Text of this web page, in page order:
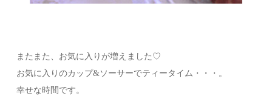
またまた、お気に入りが増えました♡
お気に入りのカップ&ソーサーでティータイム・・・。
幸せな時間です。